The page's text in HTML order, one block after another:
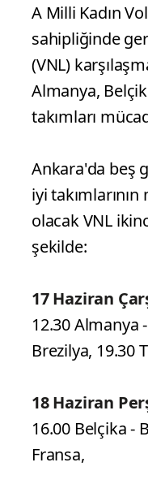
A Milli Kadın
sahipliğinde
(VNL)
Almanya,
takımları
Ankara'da beş
iyi
olacak VNL
şekilde:
17 Haziran
12.30 Almanya
Brezilya, 19.30
18 Haziran
16.00 Belçika -
Fransa,